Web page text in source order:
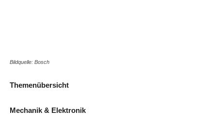
Bildquelle: Bosch
Themenübersicht
Mechanik & Elektronik